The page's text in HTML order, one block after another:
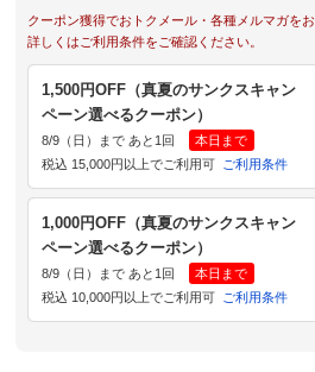
クーポン獲得でおトクメール・各種メルマガを
詳しくはご利用条件をご確認ください。
1,500円OFF（真夏のサンクスキャン
ペーン選べるクーポン）
8/9（日）まで あと1回
本日まで
税込 15,000円以上でご利用可 ご利用条件
1,000円OFF（真夏のサンクスキャン
ペーン選べるクーポン）
8/9（日）まで あと1回
本日まで
税込 10,000円以上でご利用可 ご利用条件